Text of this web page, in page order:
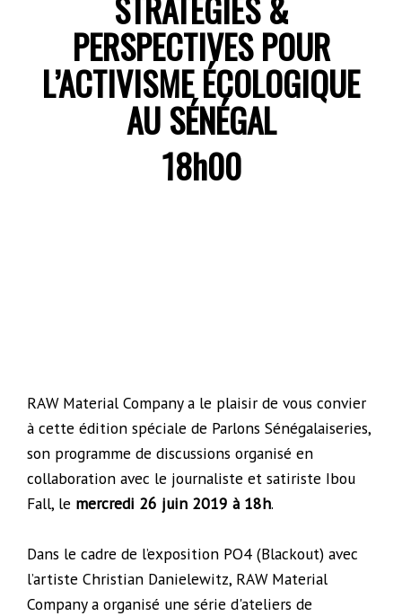
PERSPECTIVES POUR
L’ACTIVISME ÉCOLOGIQUE
AU SÉNÉGAL
18h00
RAW Material Company a le plaisir de vous convier
à cette édition spéciale de Parlons Sénégalaiseries,
son programme de discussions organisé en
collaboration avec le journaliste et satiriste Ibou
Fall, le mercredi 26 juin 2019 à 18h.
Dans le cadre de l’exposition PO4 (Blackout) avec
l’artiste Christian Danielewitz, RAW Material
Company a organisé une série d'ateliers de